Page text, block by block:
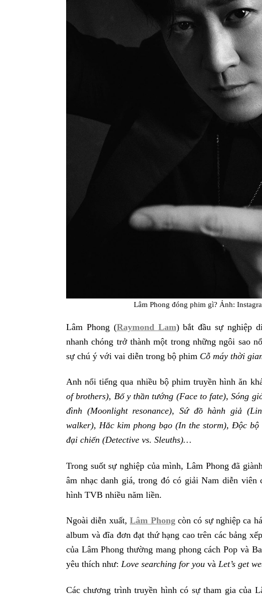
Lâm Phong đóng phim gì? Ảnh:
Lâm Phong (Raymond Lam) bắt đầu sự nghiệp
nhanh chóng trở thành một trong những ngôi sao
sự chú ý với vai diễn trong bộ phim Cỗ máy thời
Anh nổi tiếng qua nhiều bộ phim truyền hình ăn
of brothers), Bố y thần tướng (Face to fate), Sóng
đình (Moonlight resonance), Sứ đồ hành giả
walker), Hắc kim phong bạo (In the storm), Độc
đại chiến (Detective vs. Sleuths)…
Trong suốt sự nghiệp của mình, Lâm Phong đã
âm nhạc danh giá, trong đó có giải Nam diễn
hình TVB nhiều năm liền.
Ngoài diễn xuất,Lâm Phongcòn có sự nghiệp ca
album và đĩa đơn đạt thứ hạng cao trên các bảng
của Lâm Phong thường mang phong cách Pop và
yêu thích như: Love searching for you và Let’s get
Các chương trình truyền hình có sự tham gia của